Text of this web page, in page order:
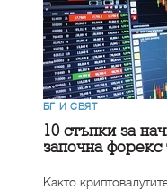
БГ И СВЯТ
10 стъпки за
започна форекс
Както